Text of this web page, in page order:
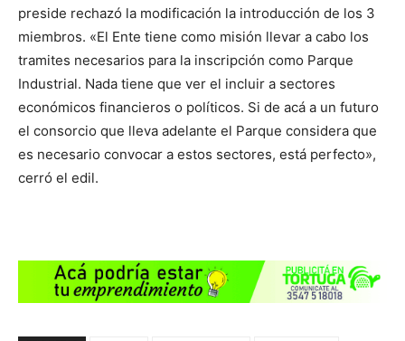
preside rechazó la modificación la introducción de los 3
miembros. «El Ente tiene como misión llevar a cabo los
tramites necesarios para la inscripción como Parque
Industrial. Nada tiene que ver el incluir a sectores
económicos financieros o políticos. Si de acá a un futuro
el consorcio que lleva adelante el Parque considera que
es necesario convocar a estos sectores, está perfecto»,
cerró el edil.